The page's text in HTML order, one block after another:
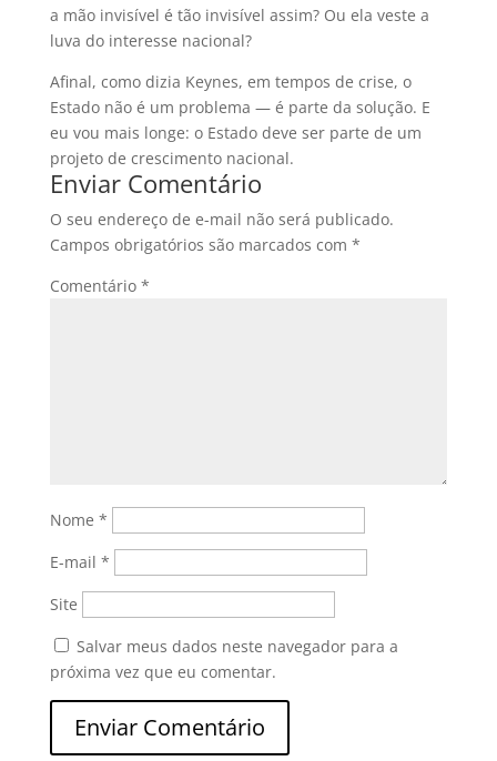
a mão invisível é tão invisível assim? Ou ela veste a
luva do interesse nacional?
Afinal, como dizia Keynes, em tempos de crise, o
Estado não é um problema — é parte da solução. E
eu vou mais longe: o Estado deve ser parte de um
projeto de crescimento nacional.
Enviar Comentário
O seu endereço de e-mail não será publicado.
Campos obrigatórios são marcados com *
Comentário *
Nome *
E-mail *
Site
Salvar meus dados neste navegador para a
próxima vez que eu comentar.